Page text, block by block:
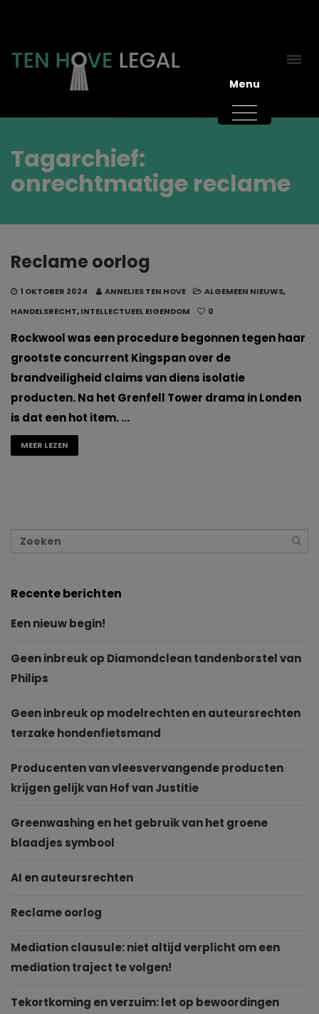
Tagarchief:
onrechtmatige reclame
Reclame oorlog
1 OKTOBER 2024 ANNELIES TEN HOVE ALGEMEEN NIEUWS,
HANDELSRECHT,INTELLECTUEEL EIGENDOM 0
Rockwool was een procedure begonnen tegen haar
grootste concurrent Kingspan over de
brandveiligheid claims van diens isolatie
producten. Na het Grenfell Tower drama in Londen
is dat een hot item. …
MEER LEZEN
Recente berichten
Een nieuw begin!
Geen inbreuk op Diamondclean tandenborstel van
Philips
Geen inbreuk op modelrechten en auteursrechten
terzake hondenfietsmand
Producenten van vleesvervangende producten
krijgen gelijk van Hof van Justitie
Greenwashing en het gebruik van het groene
blaadjes symbool
AI en auteursrechten
Reclame oorlog
Mediation clausule: niet altijd verplicht om een
mediation traject te volgen!
Tekortkoming en verzuim: let op bewoordingen
Menu